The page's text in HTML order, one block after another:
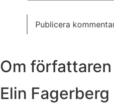
Om författaren
Elin Fagerberg